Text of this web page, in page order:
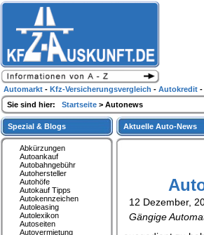
Aktuelle Auto-News
12 Dezember,
Gängige
Spezial & Blogs
Abkürzungen
Autoankauf
Autobahngebühr
Autohersteller
Autohöfe
Autokauf Tipps
Autokennzeichen
Autoleasing
Autolexikon
Autoseiten
Autovermietung
Automarkt - Kfz-Versicherungsvergleich - Autokredit -
Sie sind hier: Startseite > Autonews